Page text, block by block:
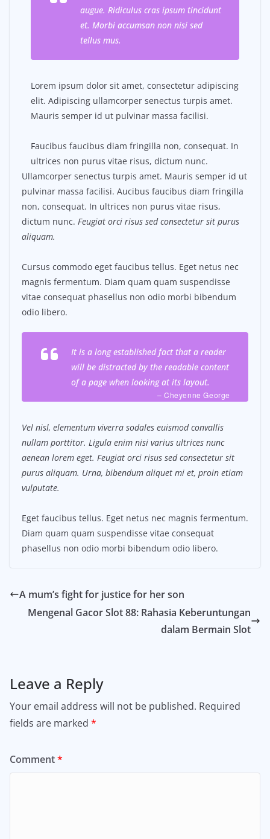
augue. Ridiculus cras ipsum tincidunt
et. Morbi accumsan non nisi sed
tellus mus.
Lorem ipsum dolor sit amet, consectetur adipiscing
elit. Adipiscing ullamcorper senectus turpis amet.
Mauris semper id ut pulvinar massa facilisi.
Faucibus faucibus diam fringilla non, consequat. In
ultrices non purus vitae risus, dictum nunc.
Ullamcorper senectus turpis amet. Mauris semper id ut
pulvinar massa facilisi. Aucibus faucibus diam fringilla
non, consequat. In ultrices non purus vitae risus,
dictum nunc. Feugiat orci risus sed consectetur sit purus
aliquam.
Cursus commodo eget faucibus tellus. Eget netus nec
magnis fermentum. Diam quam quam suspendisse
vitae consequat phasellus non odio morbi bibendum
odio libero.
It is a long established fact that a reader
will be distracted by the readable content
of a page when looking at its layout.
– Cheyenne George
Vel nisl, elementum viverra sodales euismod convallis
nullam porttitor. Ligula enim nisi varius ultrices nunc
aenean lorem eget. Feugiat orci risus sed consectetur sit
purus aliquam. Urna, bibendum aliquet mi et, proin etiam
vulputate.
Eget faucibus tellus. Eget netus nec magnis fermentum.
Diam quam quam suspendisse vitae consequat
phasellus non odio morbi bibendum odio libero.
A mum’s fight for justice for her son
Mengenal Gacor Slot 88: Rahasia Keberuntungan
dalam Bermain Slot
Leave a Reply
Your email address will not be published. Required
fields are marked *
Comment*